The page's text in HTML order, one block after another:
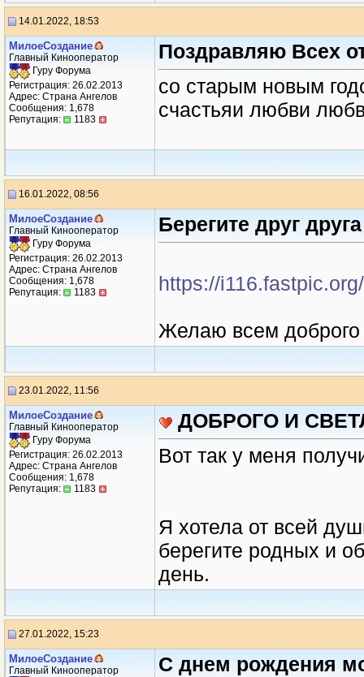
14.01.2022, 18:53
МилоеСоздание
Главный Кинооператор
Гуру Форума
Регистрация: 26.02.2013
Адрес: Страна Ангелов
Сообщения: 1,678
Репутация:
1183
Поздравляю Всех
со старым новым
счастьяи любви
16.01.2022, 08:56
МилоеСоздание
Главный Кинооператор
Гуру Форума
Регистрация: 26.02.2013
Адрес: Страна Ангелов
Сообщения: 1,678
Репутация:
1183
Берегите друг друга
https://
Желаю всем доброго
23.01.2022, 11:56
МилоеСоздание
Главный Кинооператор
Гуру Форума
Регистрация: 26.02.2013
Адрес: Страна Ангелов
Сообщения: 1,678
Репутация:
1183
ДОБРОГО И
Вот так у меня
Я хотела от всей
берегите родных и
день.
27.01.2022, 15:23
МилоеСоздание
Главный Кинооператор
С днем рождения